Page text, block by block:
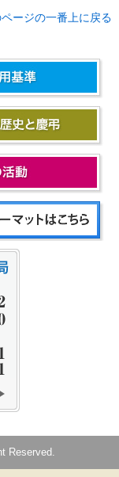
ージの一番上に戻る
Reserved.